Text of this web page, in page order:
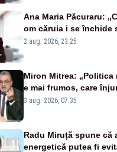
Ana Maria Păcuraru:
om căruia i se închide
portiță?”
2 aug. 2026, 23:25
Miron Mitrea: „Politica
e mai frumos, care
țipă mai tare, ci pe
3 aug. 2026, 07:35
Radu Miruță spune că
energetică putea fi